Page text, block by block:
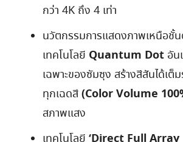
กว่า 4K ถึง 4 เท่า
นวัตกรรมการแสดงภาพเหนือชั้
เทคโนโลยี Quantum Dotอัน
เฉพาะของซัมซุง สร้างสีสันได้เ
ทุกเฉดสี(Color Volume
สภาพแสง
‘Direct Full Array